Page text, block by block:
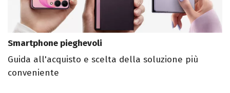
Smartphone pieghevoli
Guida all'acquisto e scelta della soluzione più
conveniente